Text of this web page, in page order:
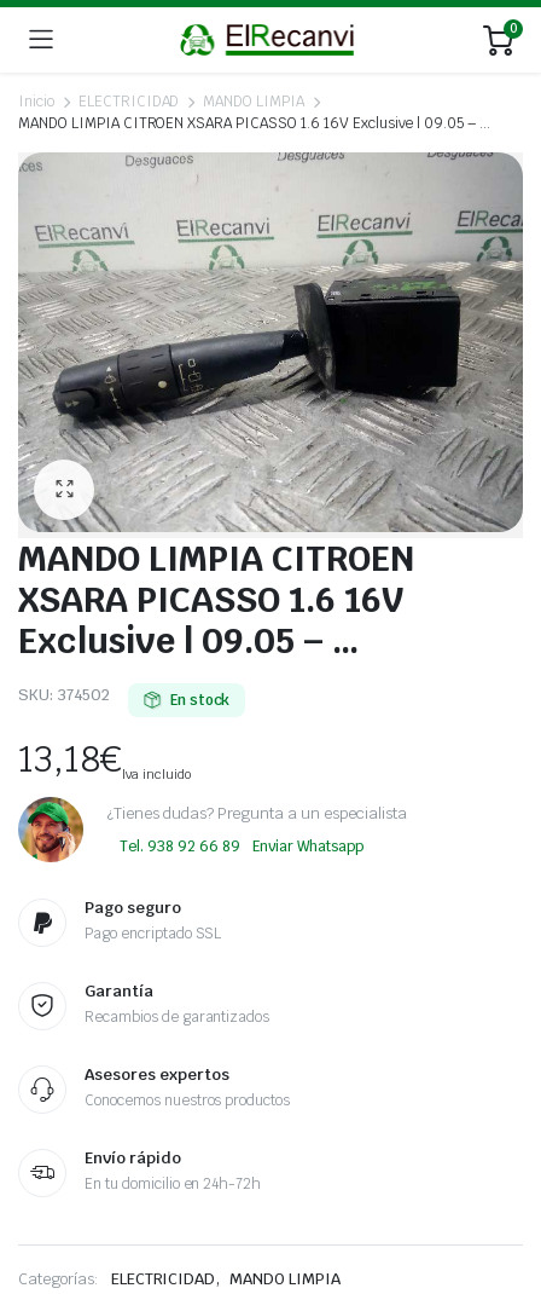
0
Inicio ELECTRICIDAD
MANDO LIMPIA
MANDO LIMPIA CITROEN XSARA PICASSO 1.6 16V Exclusive | 09.05 – …
MANDO LIMPIA CITROEN
XSARA PICASSO 1.6 16V
Exclusive | 09.05 – …
SKU: 374502 En stock
13,18€Iva incluido
¿Tienes dudas? Pregunta a un especialista
Tel. 938 92 66 89 Enviar Whatsapp
Pago seguro
Pago encriptado SSL
Garantía
Recambios de garantizados
Asesores expertos
Conocemos nuestros productos
Envío rápido
En tu domicilio en 24h-72h
Categorías: ELECTRICIDAD, MANDO LIMPIA